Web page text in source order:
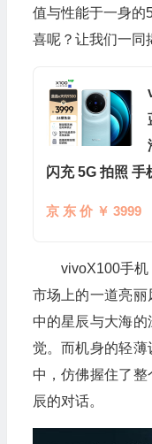
值与性能于一身的
喜呢？让我们一同
闪充 5G 拍照 手
京 东 价 ￥ 3999
vivoX100手
市场上的一道亮
中的星辰与大海
觉。而机身的轻
中，仿佛握住了
辰的对话。